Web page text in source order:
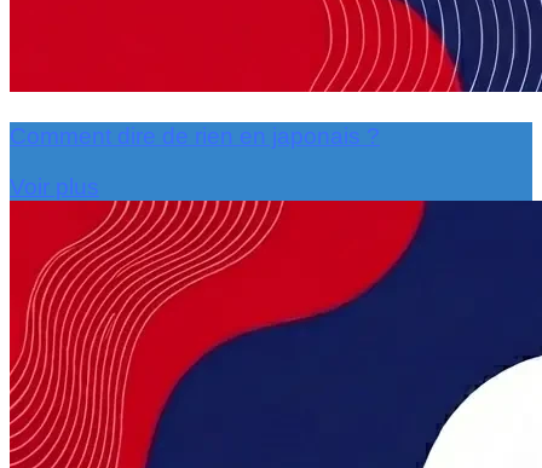
Comment dire de rien en japonais ?
Voir plus